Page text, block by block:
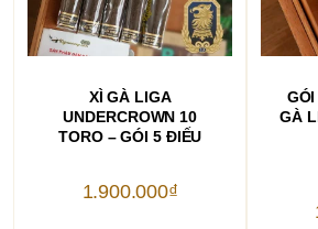
THÊM VÀO GIỎ HÀNG
XÌ GÀ LIGA
UNDERCROWN 10
TORO – GÓI 5 ĐIẾU
1.900.000₫
GÀ